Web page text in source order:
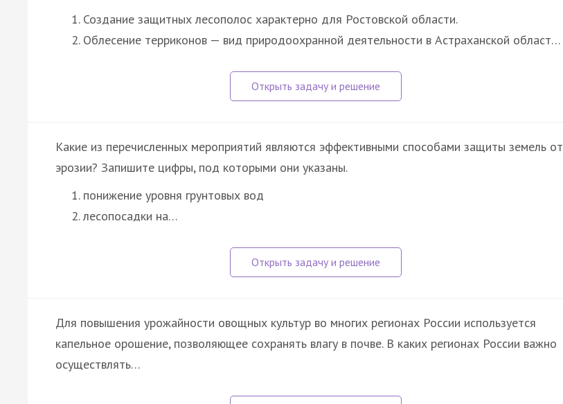
Создание защитных лесополос характерно для Ростовской области.
Облесение терриконов — вид природоохранной деятельности в Астраханской област…
Какие из перечисленных мероприятий являются эффективными способами защиты земель от
эрозии? Запишите цифры, под которыми они указаны.
понижение уровня грунтовых вод
лесопосадки на…
Для повышения урожайности овощных культур во многих регионах России используется
капельное орошение, позволяющее сохранять влагу в почве. В каких регионах России важно
осуществлять…